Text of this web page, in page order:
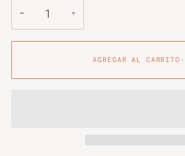
− +
AGREGAR AL CARRITO •